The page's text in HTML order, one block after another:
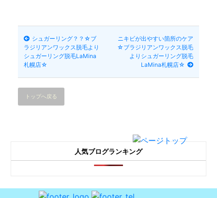
シュガーリング？？☆ブ
ラジリアンワックス脱毛より
シュガーリング脱毛LaMina
札幌店☆
ニキビが出やすい箇所のケア
☆ブラジリアンワックス脱毛
よりシュガーリング脱毛
LaMina札幌店☆
トップへ戻る
人気ブログランキング